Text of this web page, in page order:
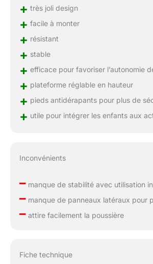
+ très joli design
+ facile à monter
+ résistant
+ stable
+ efficace pour favoriser l’autonomie
+ plateforme réglable en hauteur
+ pieds antidérapants pour plus de
+ utile pour intégrer les enfants aux
Inconvénients
–manque de stabilité avec utilisation
–manque de panneaux latéraux pour
–attire facilement la poussière
Fiche technique